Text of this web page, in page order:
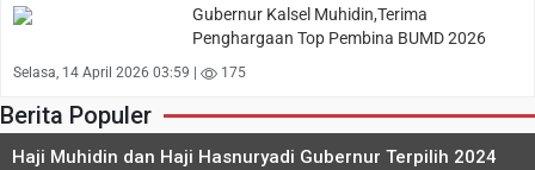
Gubernur Kalsel Muhidin,Terima
Penghargaan Top Pembina BUMD 2026
Selasa, 14 April 2026 03:59 | 175
Berita Populer
Haji Muhidin dan Haji Hasnuryadi Gubernur Terpilih 2024